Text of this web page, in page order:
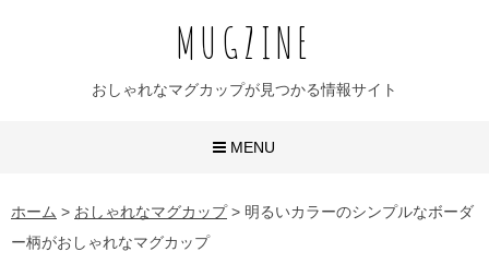
MUGZINE
おしゃれなマグカップが見つかる情報サイト
MENU
おしゃれなマグカップ
かわいいマグカップ
ホーム > おしゃれなマグカップ> 明るいカラーのシンプルなボーダ
ー柄がおしゃれなマグカップ